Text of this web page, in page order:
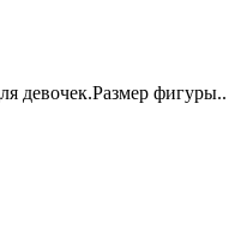
девочек.Размер фигуры..